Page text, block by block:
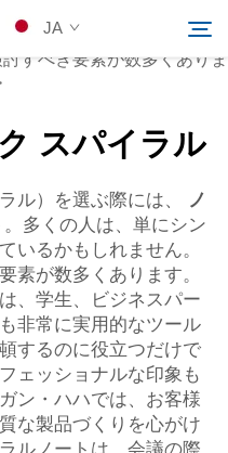
なるシンプルな選択だと考
すべき要素が数多くありま
JA
Search
スパイラル
ル）を選ぶ際には、
ノ
多くの人は、単にシン
いるかもしれません。
素が数多くあります。
、学生、ビジネスパー
非常に実用的なツール
するのに役立つだけで
ェッショナルな印象も
ン・ハハでは、お客様
な製品づくりを心がけ